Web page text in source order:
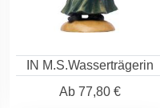
IN M.S.Wasserträgerin
Ab77,80 €